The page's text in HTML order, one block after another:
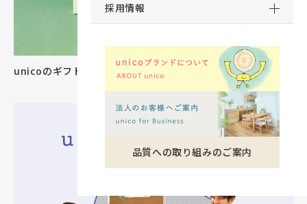
採用情報
品質への取り組みのご案内
unicoのギフトカタログができました